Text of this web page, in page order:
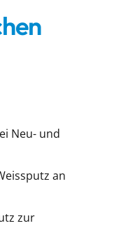
Neu- und
an
zur